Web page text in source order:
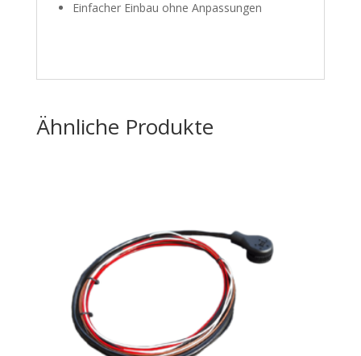
Einfacher Einbau ohne Anpassungen
Ähnliche Produkte